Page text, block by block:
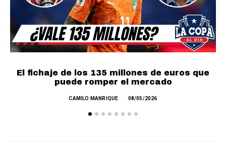
El fichaje de los 135 millones de euros que
puede romper el mercado
CAMILO MANRIQUE 08/05/2026